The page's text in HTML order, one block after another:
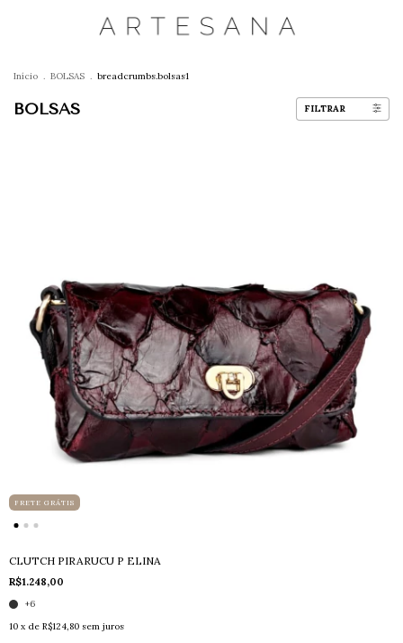
Início . BOLSAS . breadcrumbs.bolsas1
BOLSAS FILTRAR
FRETE GRÁTIS
CLUTCH PIRARUCU P ELINA
R$1.248,00
+6
10 x de R$124,80 sem juros